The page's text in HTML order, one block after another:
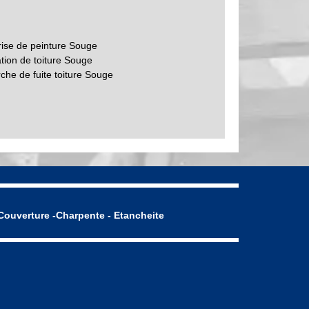
de peinture Souge
de toiture Souge
de fuite toiture Souge
-Charpente - Etancheite